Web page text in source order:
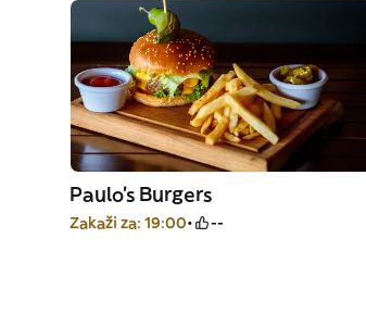
Paulo's Burgers
Zakaži za: 19:00 --